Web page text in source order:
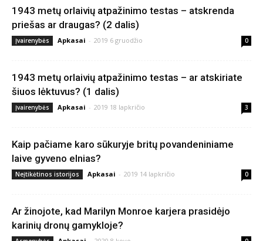
1943 metų orlaivių atpažinimo testas – atskrenda
priešas ar draugas? (2 dalis)
Įvairenybės Apkasai - 2019 6 gruodžio 0
1943 metų orlaivių atpažinimo testas – ar atskiriate
šiuos lėktuvus? (1 dalis)
Įvairenybės Apkasai - 2019 18 lapkričio 3
Kaip pačiame karo sūkuryje britų povandeniniame
laive gyveno elnias?
Neįtikėtinos istorijos Apkasai - 2019 14 lapkričio 0
Ar žinojote, kad Marilyn Monroe karjera prasidėjo
karinių dronų gamykloje?